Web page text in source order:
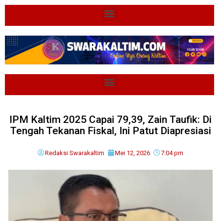
IPM Kaltim 2025 Capai 79,39, Zain Taufik: Di
Tengah Tekanan Fiskal, Ini Patut Diapresiasi
Redaksi Swarakaltim Mei 12, 2026 7:04 pm